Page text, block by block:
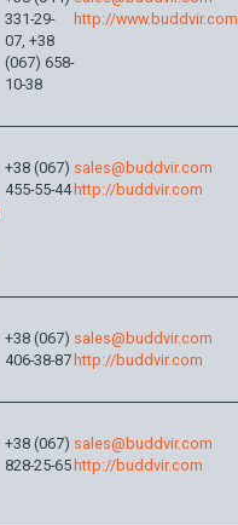
331-29-
07, +38
(067) 658-
10-38
http://www.buddvir.com
+38 (067)
455-55-44
sales@buddvir.com
http://buddvir.com
+38 (067)
406-38-87
sales@buddvir.com
http://buddvir.com
+38 (067)
828-25-65
sales@buddvir.com
http://buddvir.com